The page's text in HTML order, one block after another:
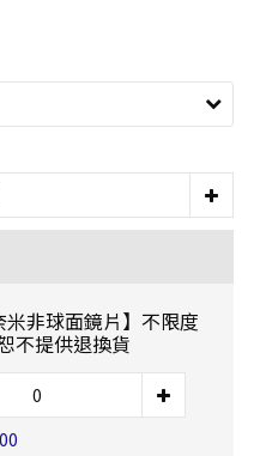
非球面鏡片】不限度
不提供退換貨